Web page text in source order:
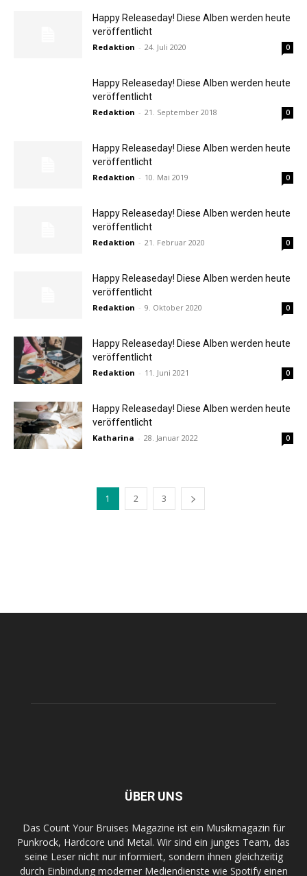
Happy Releaseday! Diese Alben werden heute
veröffentlicht
Redaktion - 24. Juli 2020 0
Happy Releaseday! Diese Alben werden heute
veröffentlicht
Redaktion - 21. September 2018 0
Happy Releaseday! Diese Alben werden heute
veröffentlicht
Redaktion - 10. Mai 2019 0
Happy Releaseday! Diese Alben werden heute
veröffentlicht
Redaktion - 21. Februar 2020 0
Happy Releaseday! Diese Alben werden heute
veröffentlicht
Redaktion - 9. Oktober 2020 0
Happy Releaseday! Diese Alben werden heute
veröffentlicht
Redaktion - 11. Juni 2021 0
Happy Releaseday! Diese Alben werden heute
veröffentlicht
Katharina - 28. Januar 2022 0
1 2 3
ÜBER UNS
Das Count Your Bruises Magazine ist ein Musikmagazin für
Punkrock, Hardcore und Metal. Wir sind ein junges Team, das
seine Leser nicht nur informiert, sondern ihnen gleichzeitig
durch Einbindung moderner Mediendienste wie Spotify einen